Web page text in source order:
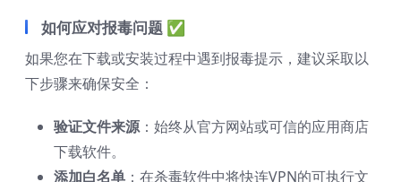
如何应对报毒问题 ✅
如果您在下载或安装过程中遇到报毒提示，建议采取以
下步骤来确保安全：
验证文件来源：始终从官方网站或可信的应用商店
下载软件。
添加白名单 ：在杀毒软件中将快连VPN的可执行文